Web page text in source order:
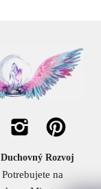
Rozvoj
Potrebujete na